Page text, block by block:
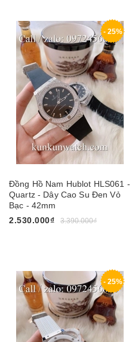
- 25%
Đồng Hồ Nam Hublot HLS061 -
Quartz - Dây Cao Su Đen Vỏ
Bạc - 42mm
2.530.000₫
3.390.000₫
- 25%